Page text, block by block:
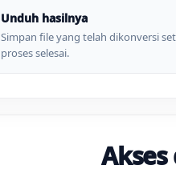
Unduh hasilnya
Simpan file yang telah dikonversi
proses selesai.